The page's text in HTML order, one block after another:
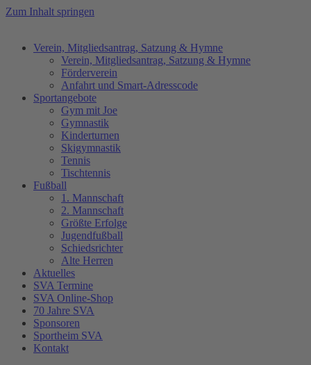
Zum Inhalt springen
Verein, Mitgliedsantrag, Satzung & Hymne
Verein, Mitgliedsantrag, Satzung & Hymne
Förderverein
Anfahrt und Smart-Adresscode
Sportangebote
Gym mit Joe
Gymnastik
Kinderturnen
Skigymnastik
Tennis
Tischtennis
Fußball
1. Mannschaft
2. Mannschaft
Größte Erfolge
Jugendfußball
Schiedsrichter
Alte Herren
Aktuelles
SVA Termine
SVA Online-Shop
70 Jahre SVA
Sponsoren
Sportheim SVA
Kontakt